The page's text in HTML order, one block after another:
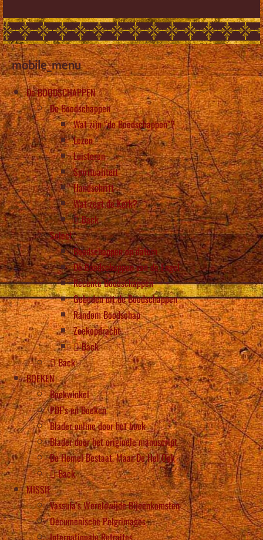
mobile_menu
De BOODSCHAPPEN
De Boodschappen
Wat zijn “de Boodschappen”?
Lezen
Luisteren
Spiritualiteit
Handschrift
Wat zegt de Kerk?
Back
Select
Boodschappen op datum
De Boodschappen van de Engel
Recente Boodschappen
Gebeden uit de Boodschappen
Random Boodschap
Zoekopdracht
Back
Back
BOEKEN
Boekwinkel
PDF’s en Boeken
Blader online door het boek
Blader door het originele manuscript
De Hemel Bestaat, Maar De Hel Ook
Back
MISSIE
Vassula’s Wereldwijde Bijeenkomsten
Oecumenische Pelgrimages
Internationale Retraites